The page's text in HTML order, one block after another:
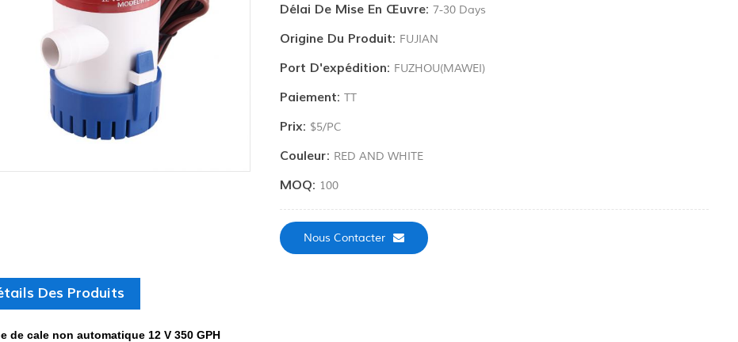
Délai De Mise En Œuvre: 7-30 Days
Origine Du Produit: FUJIAN
Port D'expédition: FUZHOU(MAWEI)
Paiement: TT
Prix: $5/PC
Couleur: RED AND WHITE
MOQ: 100
Nous Contacter
Des Produits
de cale non automatique 12 V 350 GPH